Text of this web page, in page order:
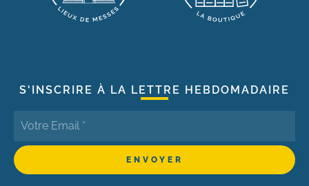
S'INSCRIRE À LA LETTRE HEBDOMADAIRE